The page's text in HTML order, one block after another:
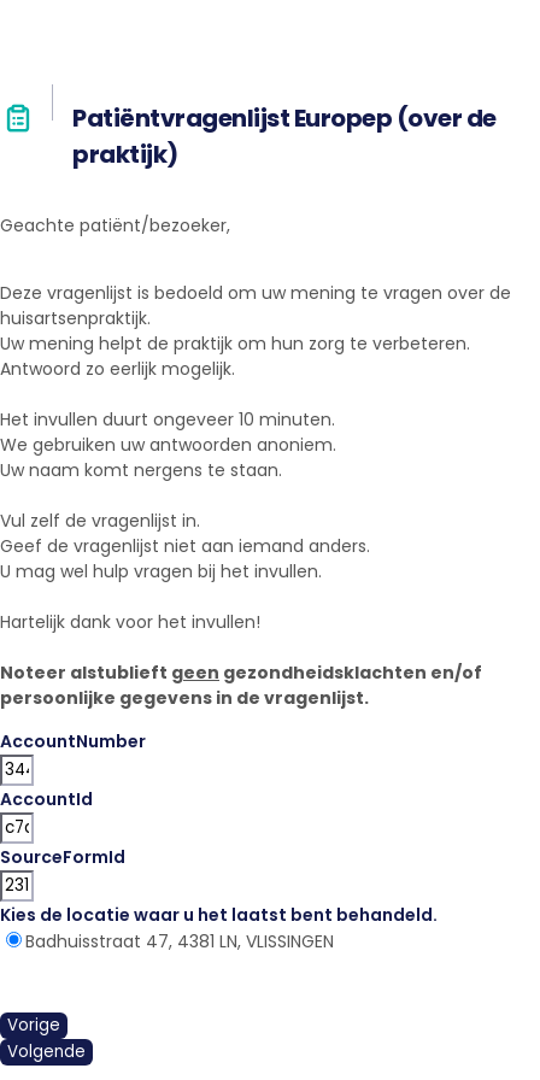
Patiëntvragenlijst Europep (over de
praktijk)
Geachte patiënt/bezoeker,
Deze vragenlijst is bedoeld om uw mening te vragen over de
huisartsenpraktijk.
Uw mening helpt de praktijk om hun zorg te verbeteren.
Antwoord zo eerlijk mogelijk.
Het invullen duurt ongeveer 10 minuten.
We gebruiken uw antwoorden anoniem.
Uw naam komt nergens te staan.
Vul zelf de vragenlijst in.
Geef de vragenlijst niet aan iemand anders.
U mag wel hulp vragen bij het invullen.
Hartelijk dank voor het invullen!
Noteer alstublieft geen gezondheidsklachten en/of
persoonlijke gegevens in de vragenlijst.
AccountNumber
AccountId
SourceFormId
Kies de locatie waar u het laatst bent behandeld.
Badhuisstraat 47, 4381 LN, VLISSINGEN
Vorige
Volgende